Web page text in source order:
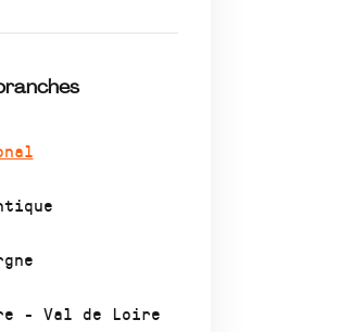
- Val de Loire